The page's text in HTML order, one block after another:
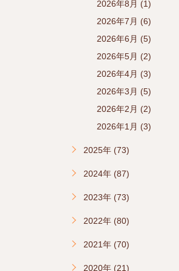
2026年8月 (1)
2026年7月 (6)
2026年6月 (5)
2026年5月 (2)
2026年4月 (3)
2026年3月 (5)
2026年2月 (2)
2026年1月 (3)
2025年 (73)
2024年 (87)
2023年 (73)
2022年 (80)
2021年 (70)
2020年 (21)